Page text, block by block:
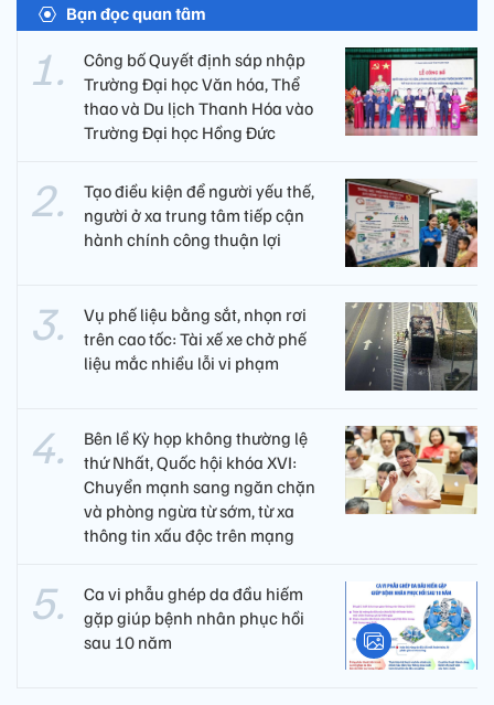
Bạn đọc quan tâm
Công bố Quyết định sáp nhập
Trường Đại học Văn hóa, Thể
thao và Du lịch Thanh Hóa vào
Trường Đại học Hồng Đức
Tạo điều kiện để người yếu thế,
người ở xa trung tâm tiếp cận
hành chính công thuận lợi
Vụ phế liệu bằng sắt, nhọn rơi
trên cao tốc: Tài xế xe chở phế
liệu mắc nhiều lỗi vi phạm
Bên lề Kỳ họp không thường lệ
thứ Nhất, Quốc hội khóa XVI:
Chuyển mạnh sang ngăn chặn
và phòng ngừa từ sớm, từ xa
thông tin xấu độc trên mạng
Ca vi phẫu ghép da đầu hiếm
gặp giúp bệnh nhân phục hồi
sau 10 năm